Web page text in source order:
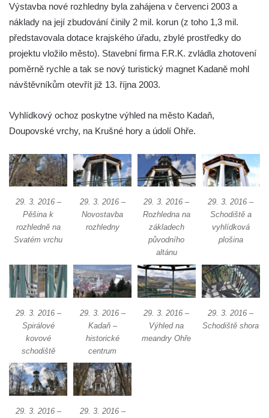
Rozhledna Vrchbělá
Vyhlídka Triangl u Markvartic
Masarykova věž samostatnosti
Rozhledna Alainova věž
Rozhledna Na Čihadle
Střekovská vyhlídka
Víťova rozhledna
Rozhledna Vrchovina
Rozhledna Valtenberg
Rozhledna Špičák u České Lípy
Rozhledna Kaňk (Havířská bouda) u Kutné
Hory
Rozhledna Rumburak
Rozhledna Bismarckturm v Neugersdorfu
Rozhledna Štěpánka
Rozhledna Vysoká v Tachově
Rozhledna Bohušův vrch u Plané
Výstavba nové rozhledny byla zahájena v červenci 2003 a
náklady na její zbudování činily 2 mil. korun (z toho 1,3 mil.
představovala dotace krajského úřadu, zbylé prostředky do
projektu vložilo město). Stavební firma F.R.K. zvládla zhotovení
poměrně rychle a tak se nový turistický magnet Kadaně mohl
návštěvníkům otevřít již 13. října 2003.
Vyhlídkový ochoz poskytne výhled na město Kadaň,
Doupovské vrchy, na Krušné hory a údolí Ohře.
29. 3. 2016 –
Pěšina k
rozhledně na
Svatém vrchu
29. 3. 2016 –
Novostavba
rozhledny
29. 3. 2016 –
Rozhledna na
základech
původního
altánu
29. 3. 2016 –
Schodiště a
vyhlídková
plošina
29. 3. 2016 –
Spirálové
kovové
schodiště
29. 3. 2016 –
Kadaň –
historické
centrum
29. 3. 2016 –
Výhled na
meandry Ohře
29. 3. 2016 –
Schodiště shora
29. 3. 2016 –
29. 3. 2016 –